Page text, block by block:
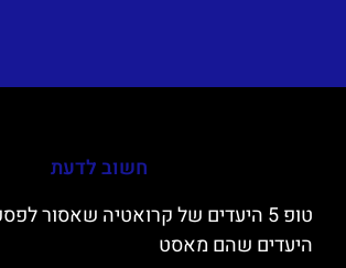
חשוב לדעת
טופ 5 היעדים של קרואטיה שאסור
היעדים שהם מאסט